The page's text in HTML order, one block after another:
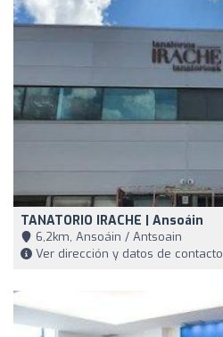
TANATORIO IRACHE | Ansoáin
6,2km, Ansoáin / Antsoain
Ver dirección y datos de contacto